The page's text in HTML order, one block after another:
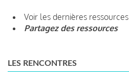
Voir les dernières ressources
Partagez des ressources
LES RENCONTRES